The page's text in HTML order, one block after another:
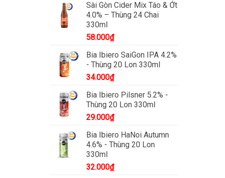
Sài Gòn Cider Mix Táo & Ớt
4.0% – Thùng 24 Chai
330ml
58.000₫
Bia Ibiero SaiGon IPA 4.2%
- Thùng 20 Lon 330ml
34.000₫
Bia Ibiero Pilsner 5.2% -
Thùng 20 Lon 330ml
29.000₫
Bia Ibiero HaNoi Autumn
4.6% - Thùng 20 Lon
330ml
32.000₫